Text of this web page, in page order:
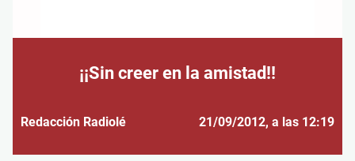
¡¡Sin creer en la amistad!!
Redacción Radiolé 21/09/2012, a las 12:19